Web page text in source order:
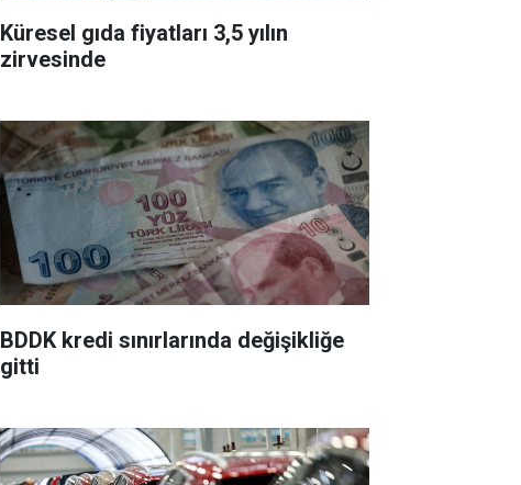
Küresel gıda fiyatları 3,5 yılın
zirvesinde
BDDK kredi sınırlarında değişikliğe
gitti